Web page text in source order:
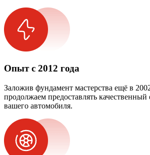
Опыт с 2012 года
Заложив фундамент мастерства ещё в
продолжаем предоставлять качественный
вашего автомобиля.